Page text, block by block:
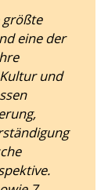
größte
eine der
und